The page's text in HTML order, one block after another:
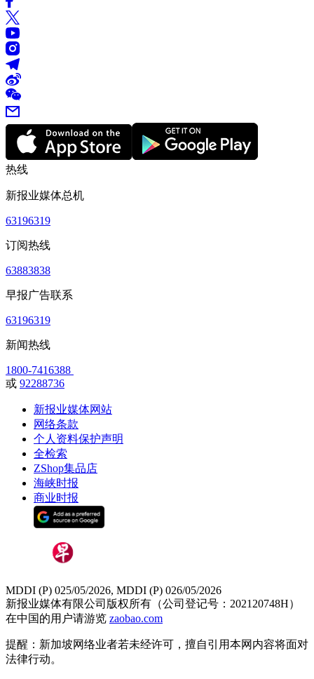
热线
新报业媒体总机
63196319
订阅热线
63883838
早报广告联系
63196319
新闻热线
1800-7416388
或 92288736
新报业媒体网站
网络条款
个人资料保护声明
全检索
ZShop集品店
海峡时报
商业时报
MDDI (P) 025/05/2026, MDDI (P) 026/05/2026
新报业媒体有限公司版权所有（公司登记号：202120748H）
在中国的用户请游览 zaobao.com
提醒：新加坡网络业者若未经许可，擅自引用本网内容将面对
法律行动。